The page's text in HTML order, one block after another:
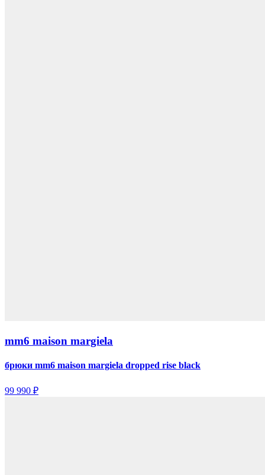
mm6 maison margiela
брюки mm6 maison margiela dropped rise black
99 990 ₽